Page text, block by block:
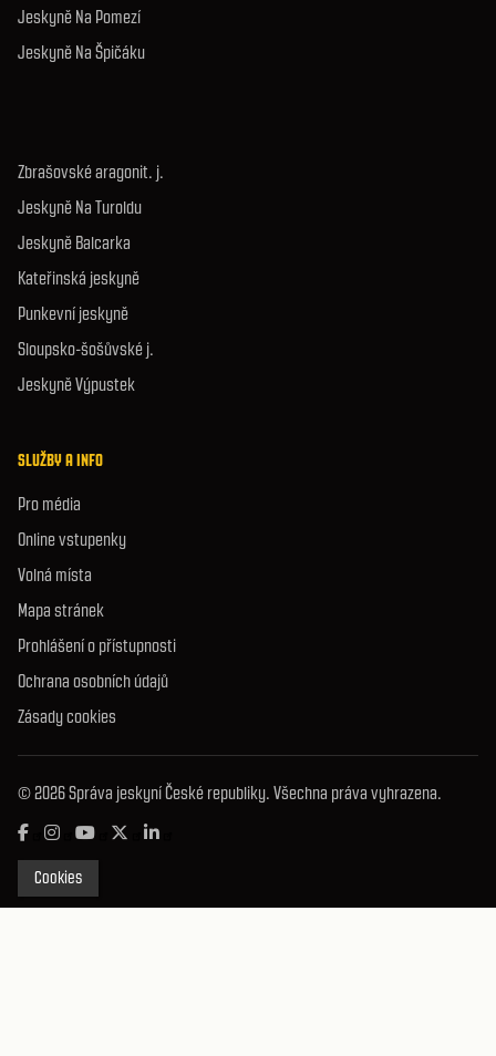
Jeskyně Na Pomezí
Jeskyně Na Špičáku
Zbrašovské aragonit. j.
Jeskyně Na Turoldu
Jeskyně Balcarka
Kateřinská jeskyně
Punkevní jeskyně
Sloupsko-šošůvské j.
Jeskyně Výpustek
SLUŽBY A INFO
Pro média
Online vstupenky
Volná místa
Mapa stránek
Prohlášení o přístupnosti
Ochrana osobních údajů
Zásady cookies
© 2026 Správa jeskyní České republiky. Všechna práva vyhrazena.
Cookies